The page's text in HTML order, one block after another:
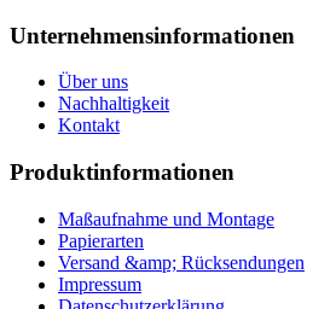
Unternehmensinformationen
Über uns
Nachhaltigkeit
Kontakt
Produktinformationen
Maßaufnahme und Montage
Papierarten
Versand &amp; Rücksendungen
Impressum